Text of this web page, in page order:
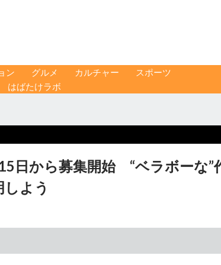
ン グルメ カルチャー
スポーツ
はばたけラボ
日から募集開始 “ベラボーな”
よう